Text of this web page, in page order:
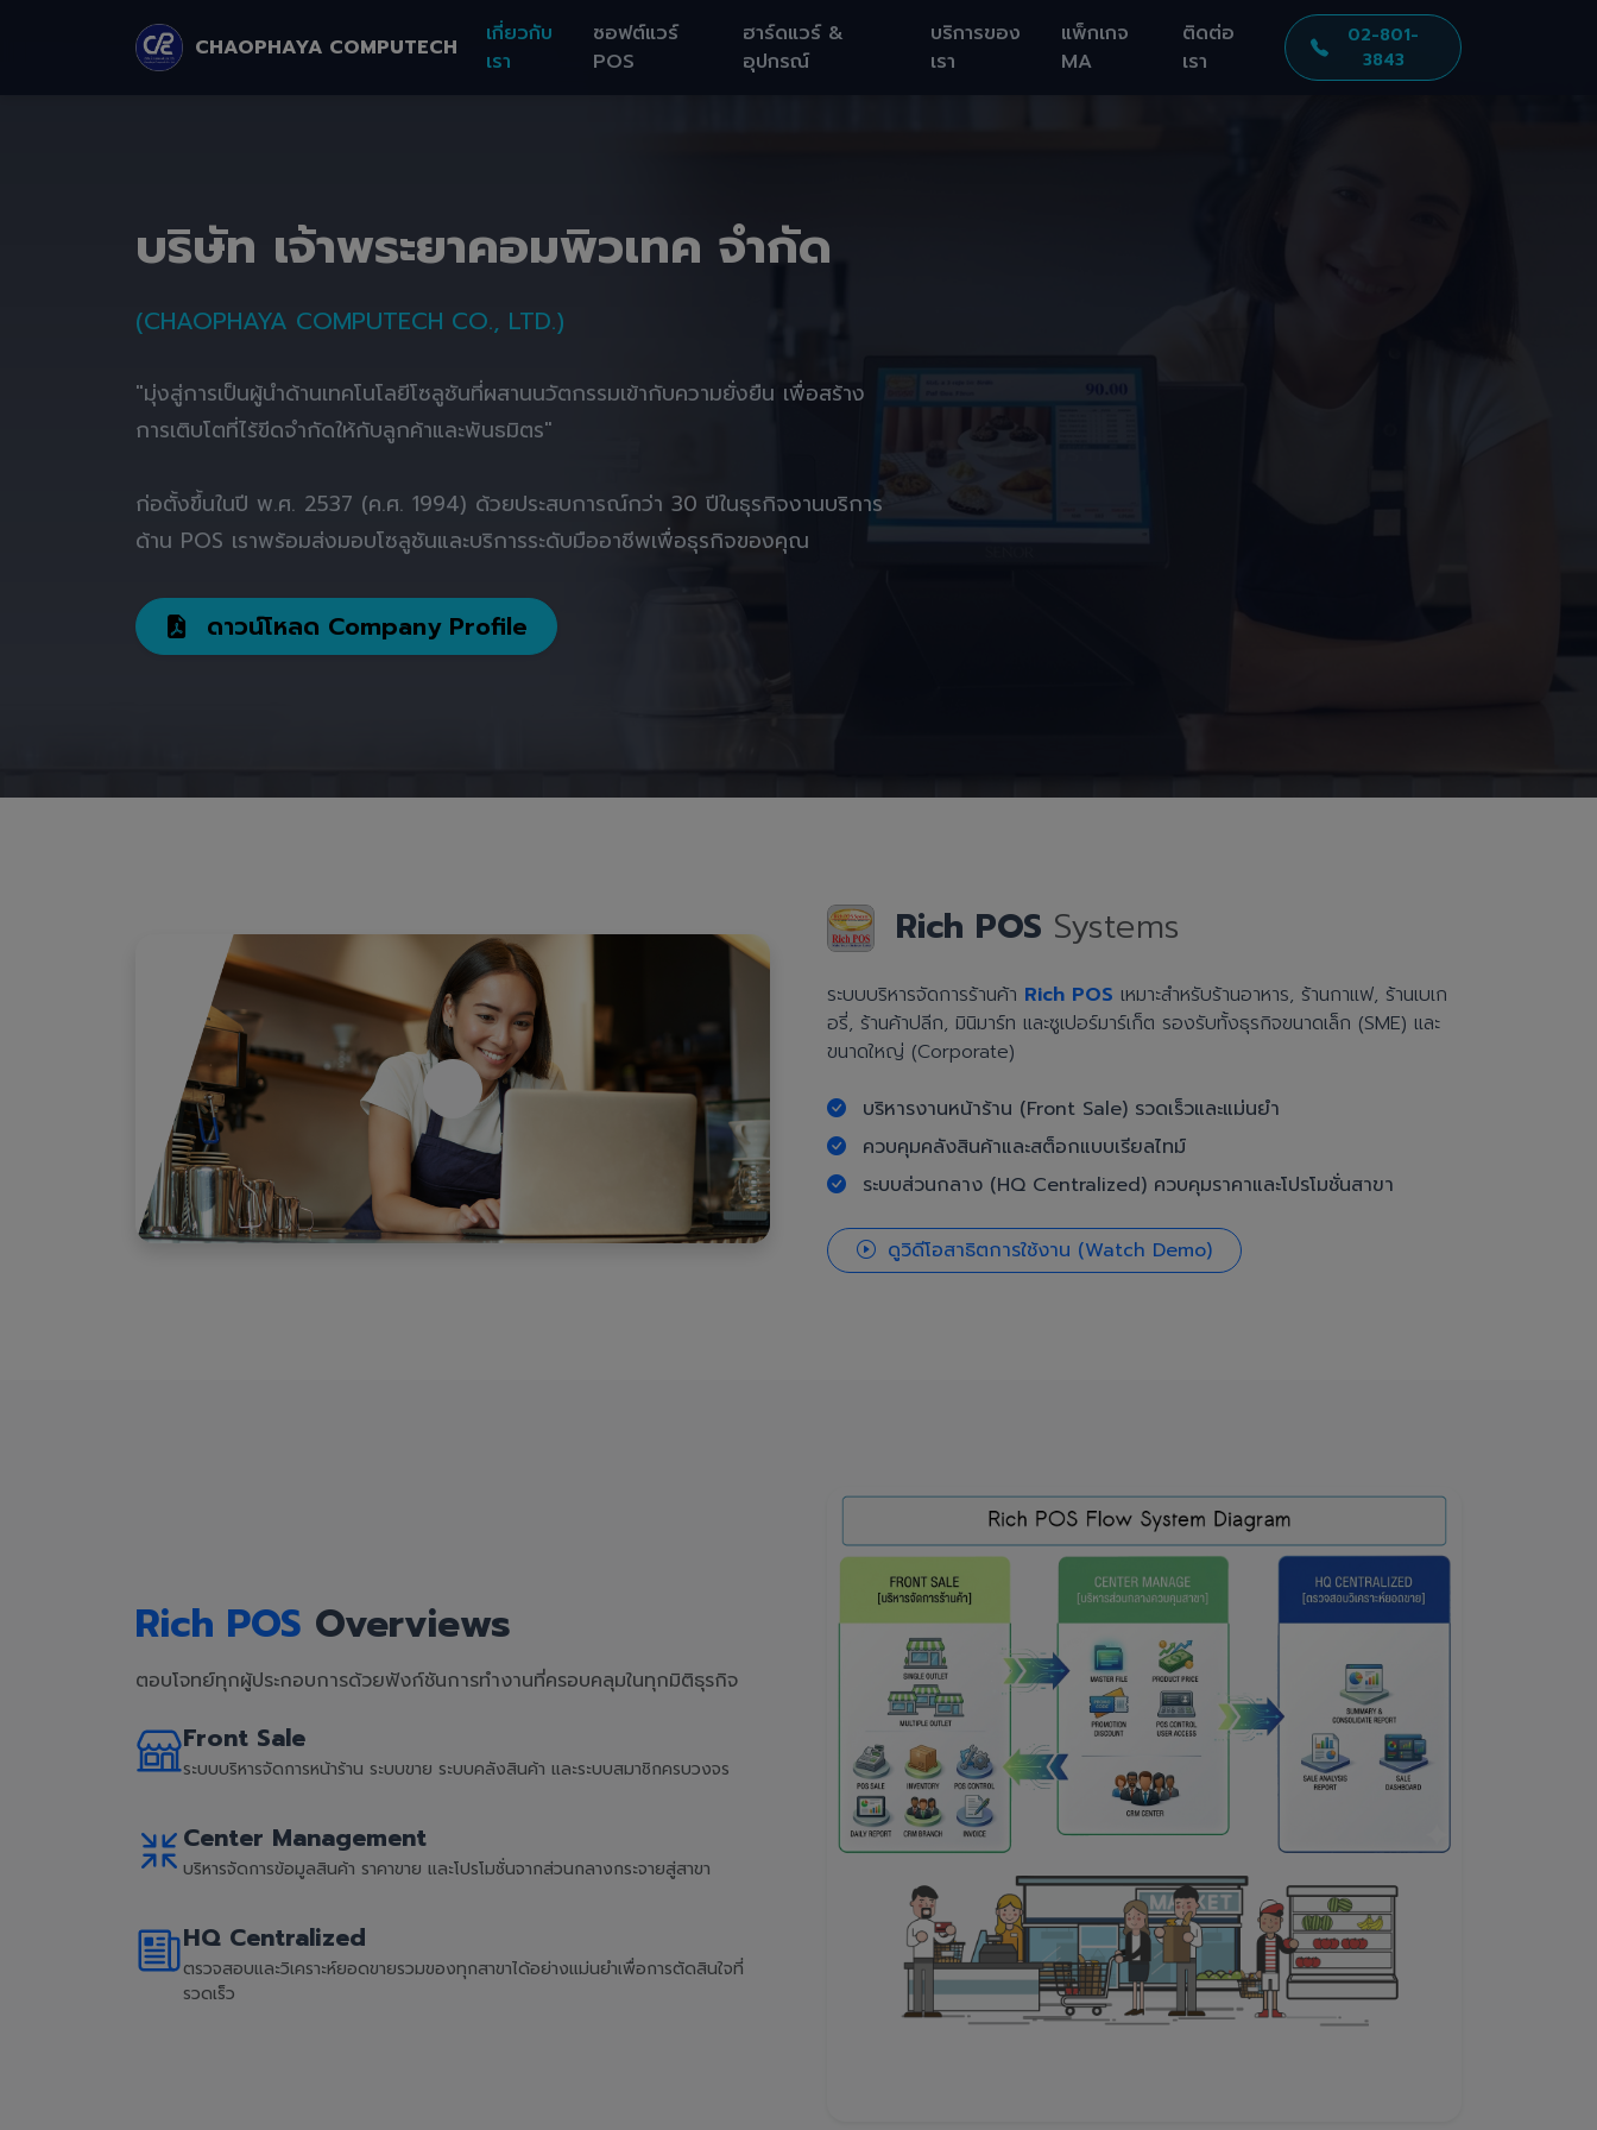
CHAOPHAYA COMPUTECH
เกี่ยวกับ
เรา
ซอฟต์แวร์
POS
ฮาร์ดแวร์ &
อุปกรณ์
บริการของ
เรา
แพ็กเกจ
MA
ติดต่อ
เรา
02-801-
3843
บริษัท เจ้าพระยาคอมพิวเทค จำกัด
(CHAOPHAYA COMPUTECH CO., LTD.)
"มุ่งสู่การเป็นผู้นำด้านเทคโนโลยีโซลูชันที่ผสานนวัตกรรมเข้ากับความยั่งยืน เพื่อสร้าง
การเติบโตที่ไร้ขีดจำกัดให้กับลูกค้าและพันธมิตร"
ก่อตั้งขึ้นในปี พ.ศ. 2537 (ค.ศ. 1994) ด้วยประสบการณ์กว่า 30 ปีในธุรกิจงานบริการ
ด้าน POS เราพร้อมส่งมอบโซลูชันและบริการระดับมืออาชีพเพื่อธุรกิจของคุณ
ดาวน์โหลด Company Profile
Rich POS Systems
ระบบบริหารจัดการร้านค้า Rich POS เหมาะสำหรับร้านอาหาร, ร้านกาแฟ, ร้านเบเก
อรี่, ร้านค้าปลีก, มินิมาร์ท และซูเปอร์มาร์เก็ต รองรับทั้งธุรกิจขนาดเล็ก (SME) และ
ขนาดใหญ่ (Corporate)
บริหารงานหน้าร้าน (Front Sale) รวดเร็วและแม่นยำ
ควบคุมคลังสินค้าและสต็อกแบบเรียลไทม์
ระบบส่วนกลาง (HQ Centralized) ควบคุมราคาและโปรโมชั่นสาขา
ดูวิดีโอสาธิตการใช้งาน (Watch Demo)
Rich POS Overviews
ตอบโจทย์ทุกผู้ประกอบการด้วยฟังก์ชันการทำงานที่ครอบคลุมในทุกมิติธุรกิจ
Front Sale
ระบบบริหารจัดการหน้าร้าน ระบบขาย ระบบคลังสินค้า และระบบสมาชิกครบวงจร
Center Management
บริหารจัดการข้อมูลสินค้า ราคาขาย และโปรโมชั่นจากส่วนกลางกระจายสู่สาขา
HQ Centralized
ตรวจสอบและวิเคราะห์ยอดขายรวมของทุกสาขาได้อย่างแม่นยำเพื่อการตัดสินใจที่
รวดเร็ว